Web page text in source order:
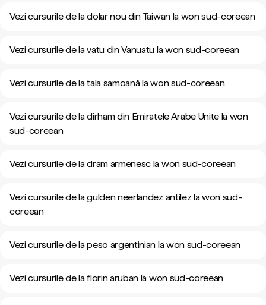
Vezi cursurile de la dolar nou din Taiwan la won sud-coreean
Vezi cursurile de la vatu din Vanuatu la won sud-coreean
Vezi cursurile de la tala samoană la won sud-coreean
Vezi cursurile de la dirham din Emiratele Arabe Unite la won
sud-coreean
Vezi cursurile de la dram armenesc la won sud-coreean
Vezi cursurile de la gulden neerlandez antilez la won sud-
coreean
Vezi cursurile de la peso argentinian la won sud-coreean
Vezi cursurile de la florin aruban la won sud-coreean